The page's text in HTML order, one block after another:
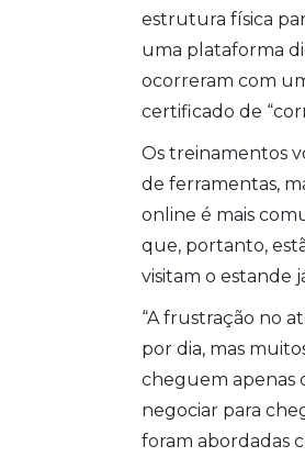
estrutura física
uma plataforma
ocorreram com
certificado de
Os treinamentos
de ferramentas,
online é mais
que, portanto,
visitam o estande
“A frustração no
por dia, mas
cheguem apenas
negociar para
foram abordadas